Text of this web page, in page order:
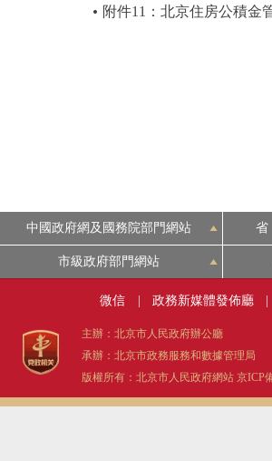
附件11：北京住房公積金
中國政府網及國務院部門網站 省
市級政府部門網站
微信 政務新媒體發佈廳
主辦：北京市人民政府辦公廳
承辦：北京市政務服務和數據管理局
版權所有：北京市人民政府網站 京ICP